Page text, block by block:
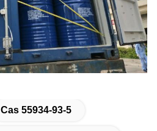
Cas 55934-93-5